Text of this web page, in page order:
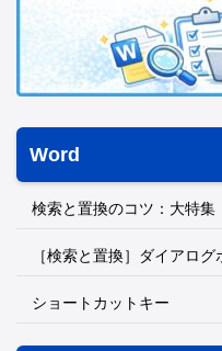
Word
検索と置換のコツ：大特集
［検索と置換］ダイアログ
ショートカットキー